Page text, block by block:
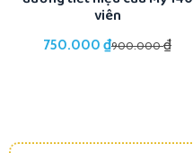
viên
900.000₫
750.000 ₫